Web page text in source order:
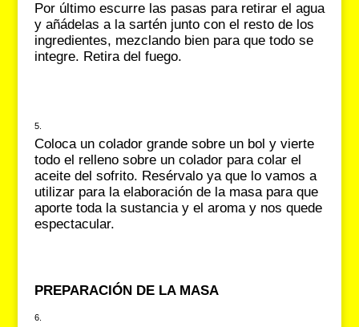
Por último escurre las pasas para retirar el agua
y añádelas a la sartén junto con el resto de los
ingredientes, mezclando bien para que todo se
integre. Retira del fuego.
Coloca un colador grande sobre un bol y vierte
todo el relleno sobre un colador para colar el
aceite del sofrito. Resérvalo ya que lo vamos a
utilizar para la elaboración de la masa para que
aporte toda la sustancia y el aroma y nos quede
espectacular.
PREPARACIÓN DE LA MASA